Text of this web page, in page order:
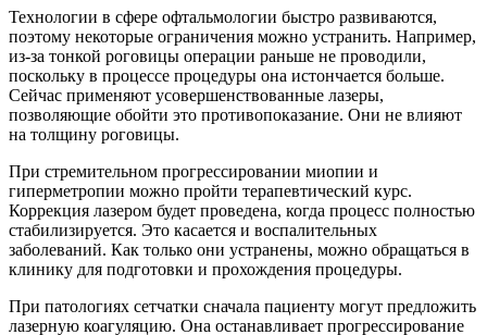
Технологии в сфере офтальмологии быстро развиваются,
поэтому некоторые ограничения можно устранить. Например,
из-за тонкой роговицы операции раньше не проводили,
поскольку в процессе процедуры она истончается больше.
Сейчас применяют усовершенствованные лазеры,
позволяющие обойти это противопоказание. Они не влияют
на толщину роговицы.
При стремительном прогрессировании миопии и
гиперметропии можно пройти терапевтический курс.
Коррекция лазером будет проведена, когда процесс полностью
стабилизируется. Это касается и воспалительных
заболеваний. Как только они устранены, можно обращаться в
клинику для подготовки и прохождения процедуры.
При патологиях сетчатки сначала пациенту могут предложить
лазерную коагуляцию. Она останавливает прогрессирование